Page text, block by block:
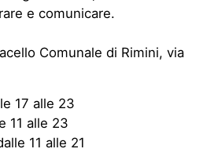
e comunicare.
Comunale di Rimini, via
17 alle 23
11 alle 23
11 alle 21